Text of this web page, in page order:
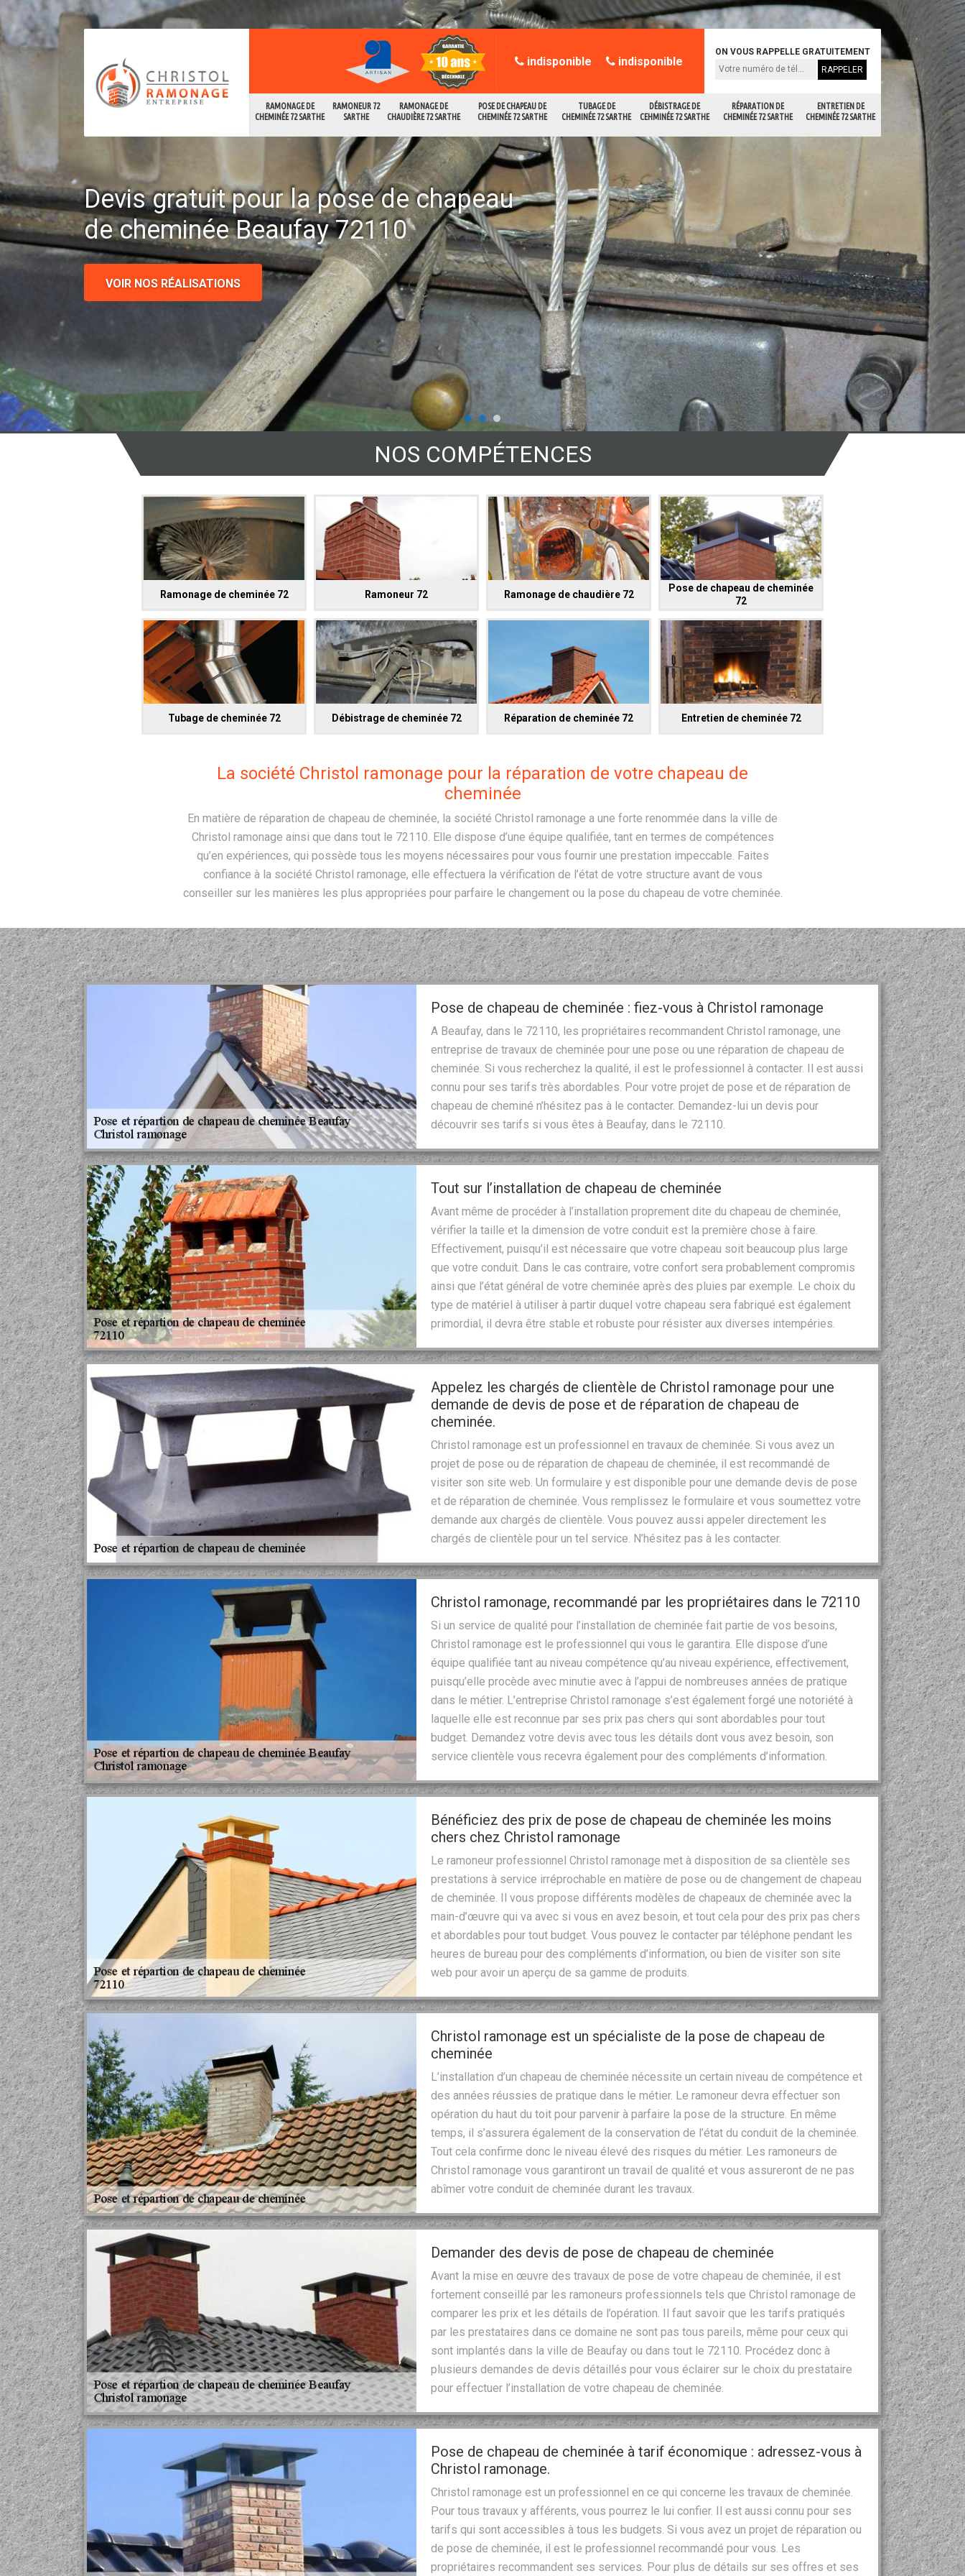
RAMONAGE DE
CHEMINÉE 72 SARTHE
RAMONEUR 72
SARTHE
RAMONAGE DE
CHAUDIÈRE 72 SARTHE
POSE DE CHAPEAU DE
CHEMINÉE 72 SARTHE
TUBAGE DE
CHEMINÉE 72 SARTHE
DÉBISTRAGE DE
CEHMINÉE 72 SARTHE
RÉPARATION DE
CHEMINÉE 72 SARTHE
ENTRETIEN DE
CHEMINÉE 72 SARTHE
indisponible indisponible
ON VOUS RAPPELLE GRATUITEMENT
Devis gratuit pour la pose de chapeau
de cheminée Beaufay 72110
VOIR NOS RÉALISATIONS
NOS COMPÉTENCES
Ramonage de cheminée 72 Ramoneur 72 Ramonage de chaudière 72
Pose de chapeau de cheminée
72
Tubage de cheminée 72 Débistrage de cheminée 72 Réparation de cheminée 72 Entretien de cheminée 72
La société Christol ramonage pour la réparation de votre chapeau de
cheminée
En matière de réparation de chapeau de cheminée, la société Christol ramonage a une forte renommée dans la ville de
Christol ramonage ainsi que dans tout le 72110. Elle dispose d’une équipe qualifiée, tant en termes de compétences
qu’en expériences, qui possède tous les moyens nécessaires pour vous fournir une prestation impeccable. Faites
confiance à la société Christol ramonage, elle effectuera la vérification de l’état de votre structure avant de vous
conseiller sur les manières les plus appropriées pour parfaire le changement ou la pose du chapeau de votre cheminée.
Pose de chapeau de cheminée : fiez-vous à Christol ramonage
A Beaufay, dans le 72110, les propriétaires recommandent Christol ramonage, une
entreprise de travaux de cheminée pour une pose ou une réparation de chapeau de
cheminée. Si vous recherchez la qualité, il est le professionnel à contacter. Il est aussi
connu pour ses tarifs très abordables. Pour votre projet de pose et de réparation de
chapeau de cheminé n’hésitez pas à le contacter. Demandez-lui un devis pour
découvrir ses tarifs si vous êtes à Beaufay, dans le 72110.
Tout sur l’installation de chapeau de cheminée
Avant même de procéder à l’installation proprement dite du chapeau de cheminée,
vérifier la taille et la dimension de votre conduit est la première chose à faire.
Effectivement, puisqu’il est nécessaire que votre chapeau soit beaucoup plus large
que votre conduit. Dans le cas contraire, votre confort sera probablement compromis
ainsi que l’état général de votre cheminée après des pluies par exemple. Le choix du
type de matériel à utiliser à partir duquel votre chapeau sera fabriqué est également
primordial, il devra être stable et robuste pour résister aux diverses intempéries.
Appelez les chargés de clientèle de Christol ramonage pour une
demande de devis de pose et de réparation de chapeau de
cheminée.
Christol ramonage est un professionnel en travaux de cheminée. Si vous avez un
projet de pose ou de réparation de chapeau de cheminée, il est recommandé de
visiter son site web. Un formulaire y est disponible pour une demande devis de pose
et de réparation de cheminée. Vous remplissez le formulaire et vous soumettez votre
demande aux chargés de clientèle. Vous pouvez aussi appeler directement les
chargés de clientèle pour un tel service. N’hésitez pas à les contacter.
Christol ramonage, recommandé par les propriétaires dans le 72110
Si un service de qualité pour l’installation de cheminée fait partie de vos besoins,
Christol ramonage est le professionnel qui vous le garantira. Elle dispose d’une
équipe qualifiée tant au niveau compétence qu’au niveau expérience, effectivement,
puisqu’elle procède avec minutie avec à l’appui de nombreuses années de pratique
dans le métier. L’entreprise Christol ramonage s’est également forgé une notoriété à
laquelle elle est reconnue par ses prix pas chers qui sont abordables pour tout
budget. Demandez votre devis avec tous les détails dont vous avez besoin, son
service clientèle vous recevra également pour des compléments d’information.
Bénéficiez des prix de pose de chapeau de cheminée les moins
chers chez Christol ramonage
Le ramoneur professionnel Christol ramonage met à disposition de sa clientèle ses
prestations à service irréprochable en matière de pose ou de changement de chapeau
de cheminée. Il vous propose différents modèles de chapeaux de cheminée avec la
main-d’œuvre qui va avec si vous en avez besoin, et tout cela pour des prix pas chers
et abordables pour tout budget. Vous pouvez le contacter par téléphone pendant les
heures de bureau pour des compléments d’information, ou bien de visiter son site
web pour avoir un aperçu de sa gamme de produits.
Christol ramonage est un spécialiste de la pose de chapeau de
cheminée
L’installation d’un chapeau de cheminée nécessite un certain niveau de compétence et
des années réussies de pratique dans le métier. Le ramoneur devra effectuer son
opération du haut du toit pour parvenir à parfaire la pose de la structure. En même
temps, il s’assurera également de la conservation de l’état du conduit de la cheminée.
Tout cela confirme donc le niveau élevé des risques du métier. Les ramoneurs de
Christol ramonage vous garantiront un travail de qualité et vous assureront de ne pas
abîmer votre conduit de cheminée durant les travaux.
Demander des devis de pose de chapeau de cheminée
Avant la mise en œuvre des travaux de pose de votre chapeau de cheminée, il est
fortement conseillé par les ramoneurs professionnels tels que Christol ramonage de
comparer les prix et les détails de l’opération. Il faut savoir que les tarifs pratiqués
par les prestataires dans ce domaine ne sont pas tous pareils, même pour ceux qui
sont implantés dans la ville de Beaufay ou dans tout le 72110. Procédez donc à
plusieurs demandes de devis détaillés pour vous éclairer sur le choix du prestataire
pour effectuer l’installation de votre chapeau de cheminée.
Pose de chapeau de cheminée à tarif économique : adressez-vous à
Christol ramonage.
Christol ramonage est un professionnel en ce qui concerne les travaux de cheminée.
Pour tous travaux y afférents, vous pourrez le lui confier. Il est aussi connu pour ses
tarifs qui sont accessibles à tous les budgets. Si vous avez un projet de réparation ou
de pose de cheminée, il est le professionnel recommandé pour vous. Les
propriétaires recommandent ses services. Pour plus de détails sur ses offres et ses